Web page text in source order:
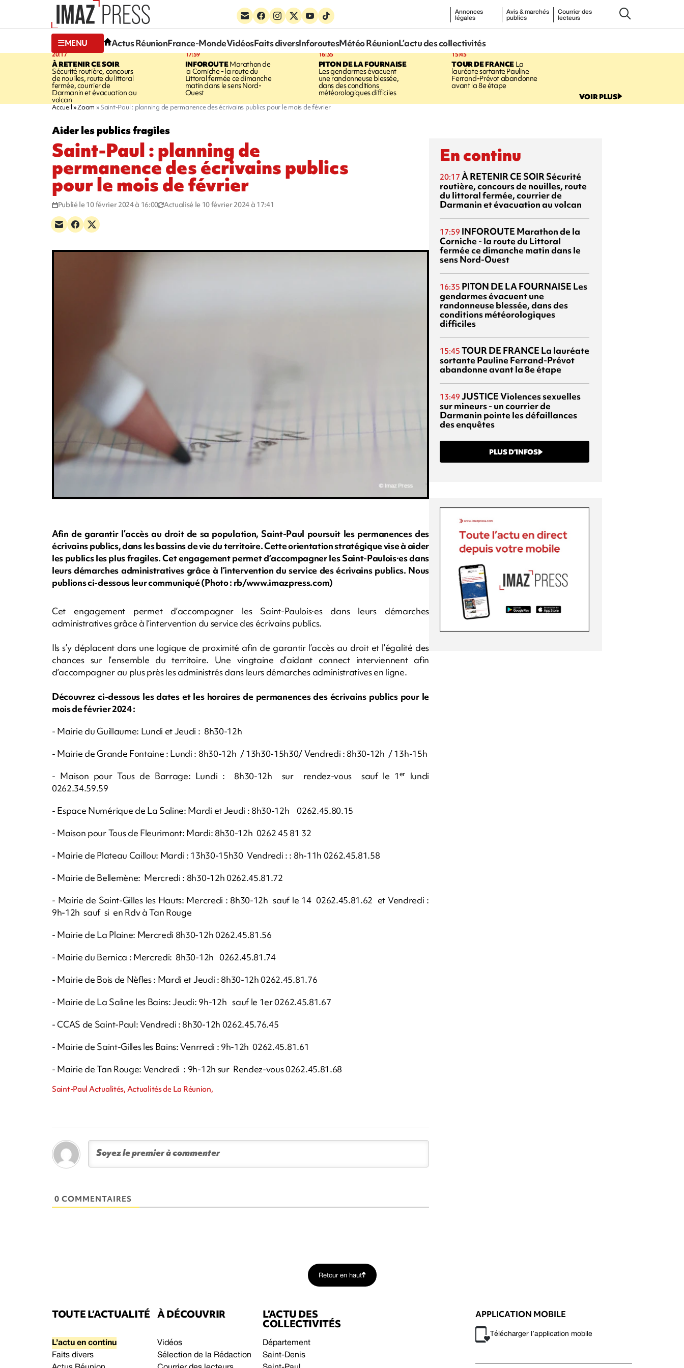
Annonces
légales
Avis & marchés
publics
Courrier des
lecteurs
MENU Actus RéunionFrance-MondeVidéosFaits diversInforoutesMétéo RéunionL’actu des collectivités
20:17
À RETENIR CE SOIR
Sécurité routière, concours
de nouilles, route du littoral
fermée, courrier de
Darmanin et évacuation au
volcan
17:59
INFOROUTEMarathon de
la Corniche - la route du
Littoral fermée ce dimanche
matin dans le sens Nord-
Ouest
16:35
PITON DE LA FOURNAISE
Les gendarmes évacuent
une randonneuse blessée,
dans des conditions
météorologiques difficiles
15:45
TOUR DE FRANCELa
lauréate sortante Pauline
Ferrand-Prévot abandonne
avant la 8e étape
VOIR PLUS
Accueil Zoom Saint-Paul : planning de permanence des écrivains publics pour le mois de février
Aider les publics fragiles
Saint-Paul : planning de
permanence des écrivains publics
pour le mois de février
Publié le 10 février 2024 à 16:00 Actualisé le 10 février 2024 à 17:41
Afin de garantir l’accès au droit de sa population, Saint-Paul poursuit les permanences des
écrivains publics, dans les bassins de vie du territoire. Cette orientation stratégique vise à aider
les publics les plus fragiles. Cet engagement permet d’accompagner les Saint-Paulois·es dans
leurs démarches administratives grâce à l’intervention du service des écrivains publics. Nous
publions ci-dessous leur communiqué (Photo : rb/www.imazpress.com)
Cet engagement permet d’accompagner les Saint-Paulois·es dans leurs démarches
administratives grâce à l’intervention du service des écrivains publics.
Ils s’y déplacent dans une logique de proximité afin de garantir l’accès au droit et l’égalité des
chances sur l’ensemble du territoire. Une vingtaine d’aidant connect interviennent afin
d’accompagner au plus près les administrés dans leurs démarches administratives en ligne.
Découvrez ci-dessous les dates et les horaires de permanences des écrivains publics pour le
mois de février 2024 :
- Mairie du Guillaume: Lundi et Jeudi : 8h30-12h
- Mairie de Grande Fontaine : Lundi : 8h30-12h / 13h30-15h30/ Vendredi : 8h30-12h / 13h-15h
- Maison pour Tous de Barrage: Lundi : 8h30-12h sur rendez-vous sauf le 1er
lundi
0262.34.59.59
- Espace Numérique de La Saline: Mardi et Jeudi : 8h30-12h 0262.45.80.15
- Maison pour Tous de Fleurimont: Mardi: 8h30-12h 0262 45 81 32
- Mairie de Plateau Caillou: Mardi : 13h30-15h30 Vendredi : : 8h-11h 0262.45.81.58
- Mairie de Bellemène: Mercredi : 8h30-12h 0262.45.81.72
- Mairie de Saint-Gilles les Hauts: Mercredi : 8h30-12h sauf le 14 0262.45.81.62 et Vendredi :
9h-12h sauf si en Rdv à Tan Rouge
- Mairie de La Plaine: Mercredi 8h30-12h 0262.45.81.56
- Mairie du Bernica : Mercredi: 8h30-12h 0262.45.81.74
- Mairie de Bois de Nèfles : Mardi et Jeudi : 8h30-12h 0262.45.81.76
- Mairie de La Saline les Bains: Jeudi: 9h-12h sauf le 1er 0262.45.81.67
- CCAS de Saint-Paul: Vendredi : 8h30-12h 0262.45.76.45
- Mairie de Saint-Gilles les Bains: Venrredi : 9h-12h 0262.45.81.61
- Mairie de Tan Rouge: Vendredi : 9h-12h sur Rendez-vous 0262.45.81.68
Saint-Paul Actualités, Actualités de La Réunion,
0 COMMENTAIRES
En continu
20:17 À RETENIR CE SOIR Sécurité
routière, concours de nouilles, route
du littoral fermée, courrier de
Darmanin et évacuation au volcan
17:59 INFOROUTE Marathon de la
Corniche - la route du Littoral
fermée ce dimanche matin dans le
sens Nord-Ouest
16:35 PITON DE LA FOURNAISE Les
gendarmes évacuent une
randonneuse blessée, dans des
conditions météorologiques
difficiles
15:45 TOUR DE FRANCE La lauréate
sortante Pauline Ferrand-Prévot
abandonne avant la 8e étape
13:49 JUSTICEViolences sexuelles
sur mineurs - un courrier de
Darmanin pointe les défaillances
des enquêtes
PLUS D’INFOS
Retour en haut
TOUTE L’ACTUALITÉ
L’actu en continu
Faits divers
À DÉCOUVRIR
Vidéos
Sélection de la Rédaction
L’ACTU DES
COLLECTIVITÉS
Département
Saint-Denis
APPLICATION MOBILE
Télécharger l’application mobile